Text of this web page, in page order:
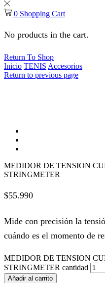
0 Shopping Cart
No products in the cart.
Return To Shop
Inicio TENIS Accesorios
Return to previous page
MEDIDOR DE TENSION
STRINGMETER
$55.990
Mide con precisión la
cuándo es el momento de
MEDIDOR DE TENSION
STRINGMETER cantidad
Añadir al carrito